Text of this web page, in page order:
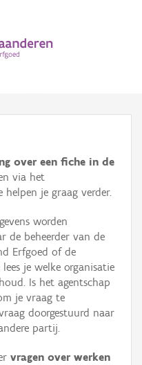
over een fiche in de
via het
je graag verder.
worden
de beheerder van de
Erfgoed of de
je welke organisatie
Is het agentschap
je vraag te
doorgestuurd naar
partij.
vragen over werken